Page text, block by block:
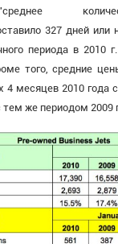
327 дней или
периода в 2010
того, средние
4 месяцев 2010 года
тем же периодом 2009